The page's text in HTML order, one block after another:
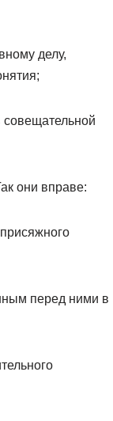
делу,
совещательной
они вправе:
перед ними в